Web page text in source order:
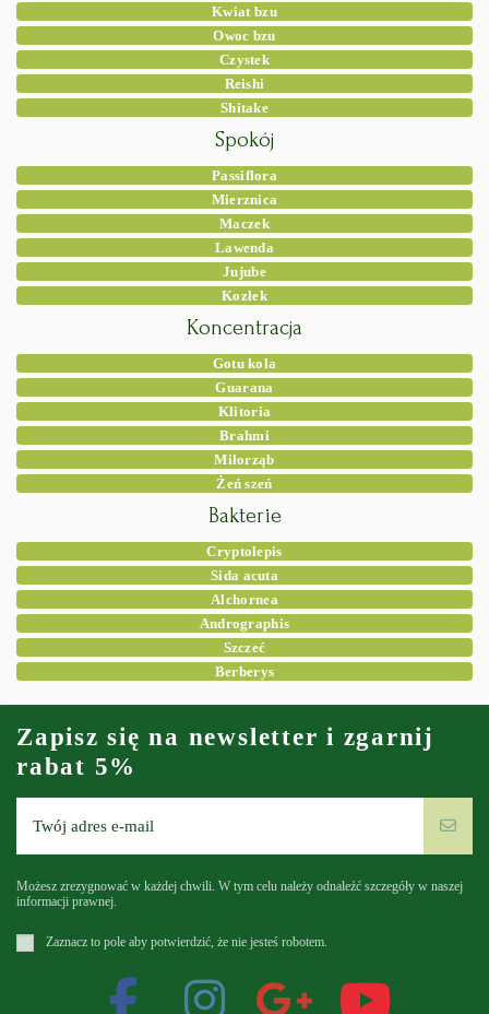
Kwiat bzu
Owoc bzu
Czystek
Reishi
Shitake
Spokój
Passiflora
Mierznica
Maczek
Lawenda
Jujube
Kozłek
Koncentracja
Gotu kola
Guarana
Klitoria
Brahmi
Miłorząb
Żeń szeń
Bakterie
Cryptolepis
Sida acuta
Alchornea
Andrographis
Szczeć
Berberys
Zapisz się na newsletter i zgarnij
rabat 5%
Możesz zrezygnować w każdej chwili. W tym celu należy odnaleźć szczegóły w naszej
informacji prawnej.
Zaznacz to pole aby potwierdzić, że nie jesteś robotem.